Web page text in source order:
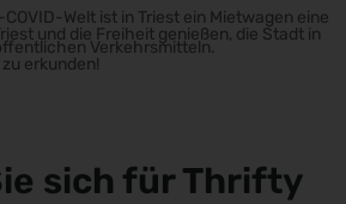
Welt ist in Triest ein Mietwagen eine
Verkehrsmitteln.
und die Freiheit genießen, die Stadt in
erkunden!
sich für Thrifty